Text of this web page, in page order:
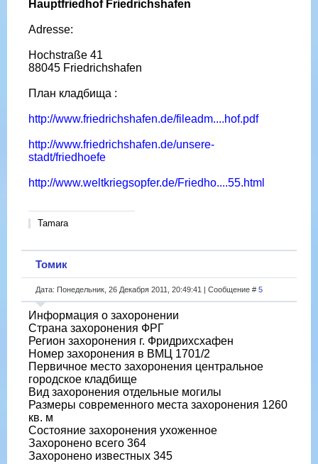
Hauptfriedhof Friedrichshafen
Adresse:
Hochstraße 41
88045 Friedrichshafen
План кладбища :
http://www.friedrichshafen.de/fileadm....hof.pdf
http://www.friedrichshafen.de/unsere-
stadt/friedhoefe
http://www.weltkriegsopfer.de/Friedho....55.html
Tamara
Томик
Дата: Понедельник, 26 Декабря 2011, 20:49:41 | Сообщение # 5
Информация о захоронении
Страна захоронения ФРГ
Регион захоронения г. Фридрихсхафен
Номер захоронения в ВМЦ 1701/2
Первичное место захоронения центральное
городское кладбище
Вид захоронения отдельные могилы
Размеры современного места захоронения 1260
кв. м
Состояние захоронения ухоженное
Захоронено всего 364
Захоронено известных 345